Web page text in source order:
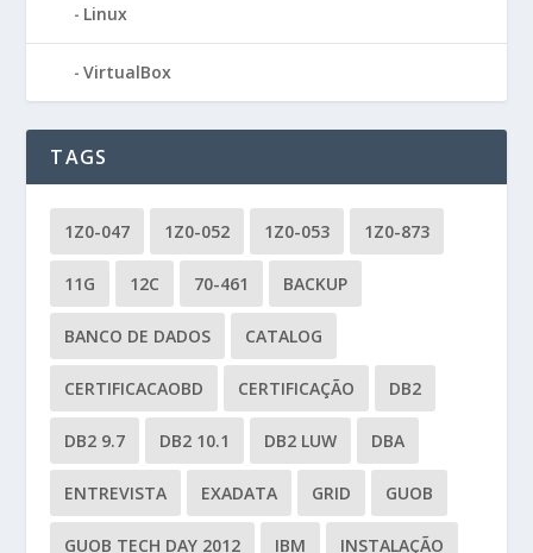
Linux
VirtualBox
TAGS
1Z0-047 1Z0-052 1Z0-053 1Z0-873
11G 12C 70-461 BACKUP
BANCO DE DADOS CATALOG
CERTIFICACAOBD CERTIFICAÇÃO DB2
DB2 9.7 DB2 10.1 DB2 LUW DBA
ENTREVISTA EXADATA GRID GUOB
GUOB TECH DAY 2012 IBM INSTALAÇÃO